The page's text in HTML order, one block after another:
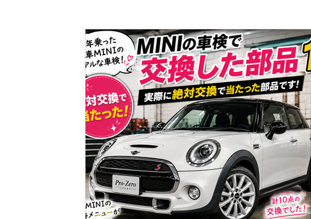
スタッフブログ 奈緒さんブログ クルマ情報 納車
DAMD 新車リース